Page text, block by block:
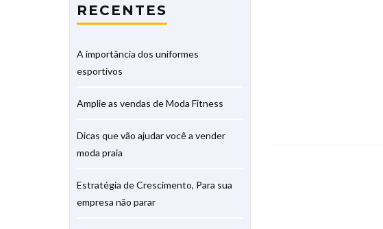
RECENTES
A importância dos uniformes
esportivos
Amplie as vendas de Moda Fitness
Dicas que vão ajudar você a vender
moda praia
Estratégia de Crescimento, Para sua
empresa não parar